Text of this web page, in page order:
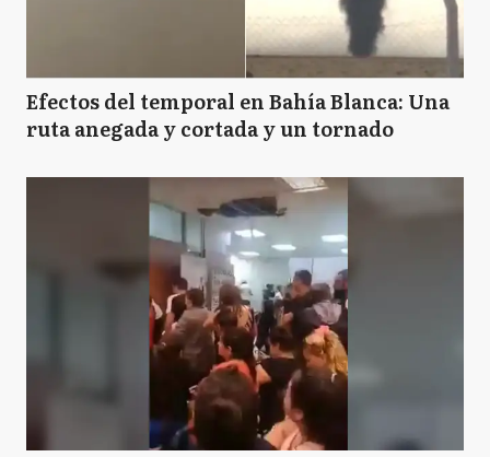
Efectos del temporal en Bahía Blanca: Una
ruta anegada y cortada y un tornado